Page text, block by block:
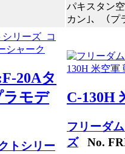
パキスタン
カン｣、（プ
20Aタ
モデ
トシリー
C-130H
フリーダ
ズNo.